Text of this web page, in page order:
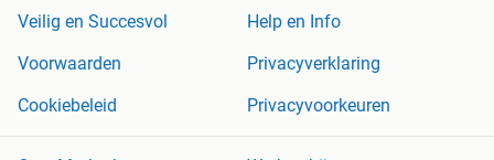
Veilig en Succesvol
Help en Info
Voorwaarden
Privacyverklaring
Cookiebeleid
Privacyvoorkeuren